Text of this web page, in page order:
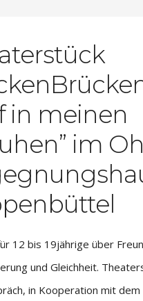
in meinen
im
12 bis 19jährige über
und Gleichheit.
in Kooperation mit dem